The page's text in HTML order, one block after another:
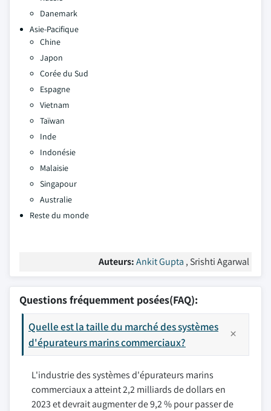
Danemark
Asie-Pacifique
Chine
Japon
Corée du Sud
Espagne
Vietnam
Taïwan
Inde
Indonésie
Malaisie
Singapour
Australie
Reste du monde
Auteurs:Ankit Gupta , Srishti Agarwal
Questions fréquemment posées(FAQ):
Quelle est la taille du marché des systèmes
d'épurateurs marins commerciaux?
L'industrie des systèmes d'épurateurs marins
commerciaux a atteint 2,2 milliards de dollars en
2023 et devrait augmenter de 9,2 % pour passer de